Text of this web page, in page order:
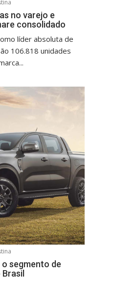
no varejo e
consolidado
líder absoluta de
106.818 unidades
segmento de